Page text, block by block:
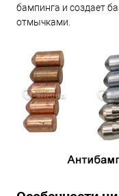
бампинга и создает
отмычками.